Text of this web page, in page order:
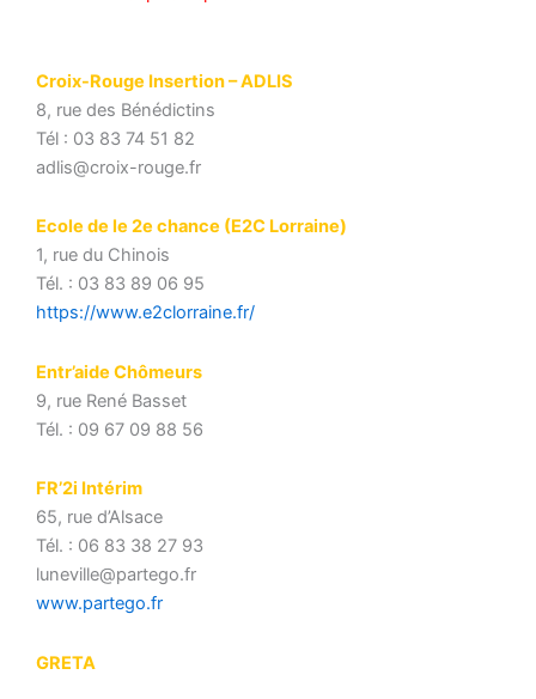
Croix-Rouge Insertion – ADLIS
8, rue des Bénédictins
Tél : 03 83 74 51 82
adlis@croix-rouge.fr
Ecole de le 2e chance (E2C Lorraine)
1, rue du Chinois
Tél. : 03 83 89 06 95
https://www.e2clorraine.fr/
Entr’aide Chômeurs
9, rue René Basset
Tél. : 09 67 09 88 56
FR’2i Intérim
65, rue d’Alsace
Tél. : 06 83 38 27 93
luneville@partego.fr
www.partego.fr
GRETA